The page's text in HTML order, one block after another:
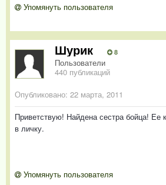
Упомянуть пользователя
Шурик 8
Пользователи
440 публикаций
Опубликовано: 22 марта, 2011
Приветствую! Найдена сестра бойца! Ее
в личку.
Упомянуть пользователя